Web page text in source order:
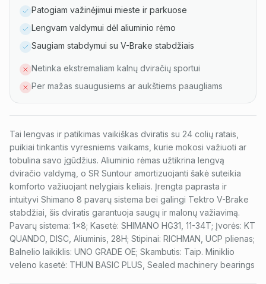
Patogiam važinėjimui mieste ir parkuose
Lengvam valdymui dėl aliuminio rėmo
Saugiam stabdymui su V-Brake stabdžiais
Netinka ekstremaliam kalnų dviračių sportui
Per mažas suaugusiems ar aukštiems paaugliams
Tai lengvas ir patikimas vaikiškas dviratis su 24 colių ratais,
puikiai tinkantis vyresniems vaikams, kurie mokosi važiuoti ar
tobulina savo įgūdžius. Aliuminio rėmas užtikrina lengvą
dviračio valdymą, o SR Suntour amortizuojanti šakė suteikia
komforto važiuojant nelygiais keliais. Įrengta paprasta ir
intuityvi Shimano 8 pavarų sistema bei galingi Tektro V-Brake
stabdžiai, šis dviratis garantuoja saugų ir malonų važiavimą.
Pavarų sistema: 1x8; Kasetė: SHIMANO HG31, 11-34T; Įvorės: KT
QUANDO, DISC, Aliuminis, 28H; Stipinai: RICHMAN, UCP plienas;
Balnelio laikiklis: UNO GRADE OE; Skambutis: Taip. Miniklio
veleno kasetė: THUN BASIC PLUS, Sealed machinery bearings